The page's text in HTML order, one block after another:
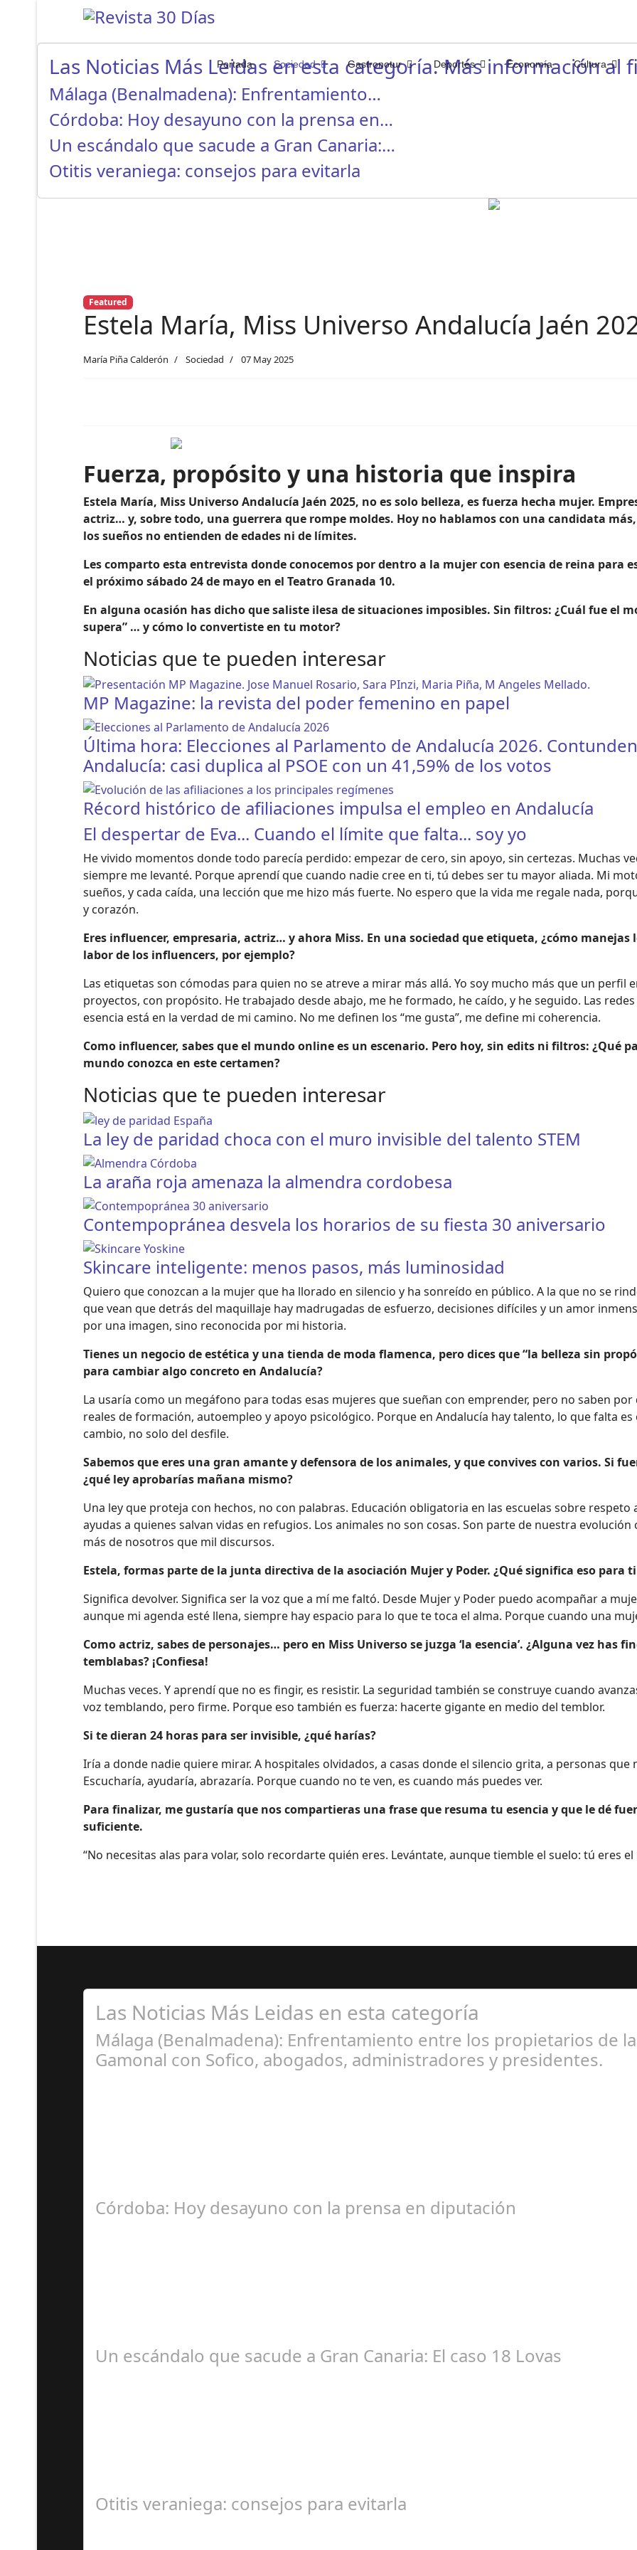
Portada Sociedad Gastronotur Deportes Economía Cultura
Las Noticias Más Leidas en esta categoría. Más información al
Málaga (Benalmadena): Enfrentamiento…
Córdoba: Hoy desayuno con la prensa en…
Un escándalo que sacude a Gran Canaria:…
Otitis veraniega: consejos para evitarla
Featured
Estela María, Miss Universo Andalucía Jaén
María Piña Calderón Sociedad 07 May 2025
Fuerza, propósito y una historia que inspira
Estela María, Miss Universo Andalucía Jaén 2025, no es solo belleza, es fuerza hecha mujer.
actriz… y, sobre todo, una guerrera que rompe moldes. Hoy no hablamos con una candidata
los sueños no entienden de edades ni de límites.
Les comparto esta entrevista donde conocemos por dentro a la mujer con esencia de reina para
el próximo sábado 24 de mayo en el Teatro Granada 10.
En alguna ocasión has dicho que saliste ilesa de situaciones imposibles. Sin filtros: ¿Cuál fue el
supera” … y cómo lo convertiste en tu motor?
Noticias que te pueden interesar
MP Magazine: la revista del poder femenino en papel
Última hora: Elecciones al Parlamento de Andalucía 2026.
Andalucía: casi duplica al PSOE con un 41,59% de los votos
Récord histórico de afiliaciones impulsa el empleo en Andalucía
El despertar de Eva... Cuando el límite que falta... soy yo
He vivido momentos donde todo parecía perdido: empezar de cero, sin apoyo, sin certezas. Muchas
siempre me levanté. Porque aprendí que cuando nadie cree en ti, tú debes ser tu mayor aliada. Mi
sueños, y cada caída, una lección que me hizo más fuerte. No espero que la vida me regale nada,
y corazón.
Eres influencer, empresaria, actriz… y ahora Miss. En una sociedad que etiqueta, ¿cómo
labor de los influencers, por ejemplo?
Las etiquetas son cómodas para quien no se atreve a mirar más allá. Yo soy mucho más que un perfil
proyectos, con propósito. He trabajado desde abajo, me he formado, he caído, y he seguido. Las
esencia está en la verdad de mi camino. No me definen los “me gusta”, me define mi coherencia.
Como influencer, sabes que el mundo online es un escenario. Pero hoy, sin edits ni filtros: ¿Qué
mundo conozca en este certamen?
Noticias que te pueden interesar
La ley de paridad choca con el muro invisible del talento STEM
La araña roja amenaza la almendra cordobesa
Contempopránea desvela los horarios de su fiesta 30 aniversario
Skincare inteligente: menos pasos, más luminosidad
Quiero que conozcan a la mujer que ha llorado en silencio y ha sonreído en público. A la que no se
que vean que detrás del maquillaje hay madrugadas de esfuerzo, decisiones difíciles y un amor
por una imagen, sino reconocida por mi historia.
Tienes un negocio de estética y una tienda de moda flamenca, pero dices que “la belleza sin
para cambiar algo concreto en Andalucía?
La usaría como un megáfono para todas esas mujeres que sueñan con emprender, pero no saben
reales de formación, autoempleo y apoyo psicológico. Porque en Andalucía hay talento, lo que falta
cambio, no solo del desfile.
Sabemos que eres una gran amante y defensora de los animales, y que convives con varios. Si
¿qué ley aprobarías mañana mismo?
Una ley que proteja con hechos, no con palabras. Educación obligatoria en las escuelas sobre
ayudas a quienes salvan vidas en refugios. Los animales no son cosas. Son parte de nuestra
más de nosotros que mil discursos.
Estela, formas parte de la junta directiva de la asociación Mujer y Poder. ¿Qué significa eso para
Significa devolver. Significa ser la voz que a mí me faltó. Desde Mujer y Poder puedo acompañar a
aunque mi agenda esté llena, siempre hay espacio para lo que te toca el alma. Porque cuando una
Como actriz, sabes de personajes… pero en Miss Universo se juzga ‘la esencia’. ¿Alguna vez has
temblabas? ¡Confiesa!
Muchas veces. Y aprendí que no es fingir, es resistir. La seguridad también se construye cuando
voz temblando, pero firme. Porque eso también es fuerza: hacerte gigante en medio del temblor.
Si te dieran 24 horas para ser invisible, ¿qué harías?
Iría a donde nadie quiere mirar. A hospitales olvidados, a casas donde el silencio grita, a personas
Escucharía, ayudaría, abrazaría. Porque cuando no te ven, es cuando más puedes ver.
Para finalizar, me gustaría que nos compartieras una frase que resuma tu esencia y que le dé
suficiente.
“No necesitas alas para volar, solo recordarte quién eres. Levántate, aunque tiemble el suelo: tú eres el
Las Noticias Más Leidas en esta categoría
Málaga (Benalmadena): Enfrentamiento entre los propietarios de
Gamonal con Sofico, abogados, administradores y presidentes.
Córdoba: Hoy desayuno con la prensa en diputación
Un escándalo que sacude a Gran Canaria: El caso 18 Lovas
Otitis veraniega: consejos para evitarla